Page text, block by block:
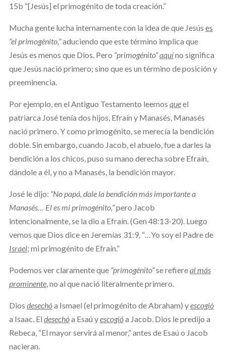
15b “[Jesús] el primogénito de toda creación.”
Mucha gente lucha internamente con la idea de que Jesús es
“el primogénito,”aduciendo que este término implica que
Jesús es menos que Dios. Pero “primogénito”aquíno significa
que Jesús nació primero; sino que es un término de posición y
preeminencia.
Por ejemplo, en el Antiguo Testamento leemos queel
patriarca José tenía dos hijos, Efraín y Manasés, Manasés
nació primero. Y como primogénito, se merecía la bendición
doble. Sin embargo, cuando Jacob, el abuelo, fue a darles la
bendición a los chicos, puso su mano derecha sobre Efraín,
dándole a él, y no a Manasés, la bendición mayor.
José le dijo: “No papá, dale la bendición más importante a
Manasés… El es mi primogénito,”pero Jacob
intencionalmente, se la dio a Efraín. (Gen 48:13-20). Luego
vemos que Dios dice en Jeremías 31:9, “…Yo soy el Padre de
Israel; mi primogénito de Efraín.”
Podemos ver claramente que “primogénito”se refiereal más
prominente, no al que nació literalmente primero.
Dios desechóa Ismael (el primogénito de Abraham) yescogió
a Isaac. El desechóa Esaú yescogióa Jacob. Dios le predijo a
Rebeca, “El mayor servirá al menor,” antes de Esaú o Jacob
nacieran.